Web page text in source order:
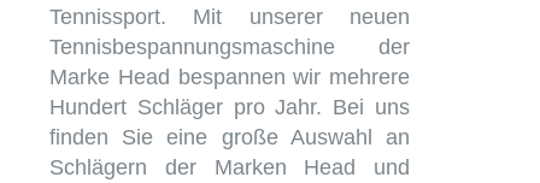
Tennissport. Mit unserer neuen
Tennisbespannungsmaschine der
Marke Head bespannen wir mehrere
Hundert Schläger pro Jahr. Bei uns
finden Sie eine große Auswahl an
Schlägern der Marken Head und